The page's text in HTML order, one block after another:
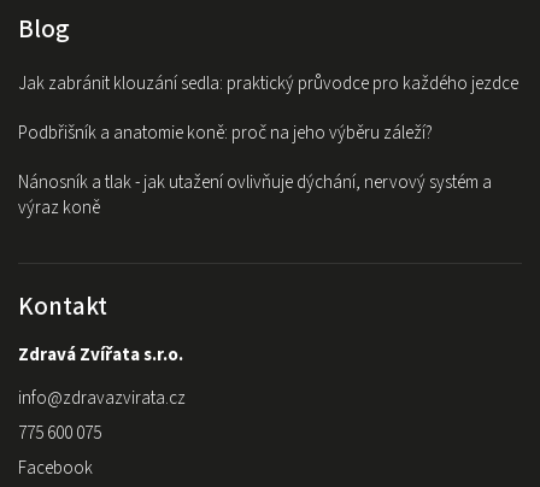
Blog
Jak zabránit klouzání sedla: praktický průvodce pro každého jezdce
Podbřišník a anatomie koně: proč na jeho výběru záleží?
Nánosník a tlak - jak utažení ovlivňuje dýchání, nervový systém a
výraz koně
Kontakt
Zdravá Zvířata s.r.o.
info@zdravazvirata.cz
775 600 075
Facebook